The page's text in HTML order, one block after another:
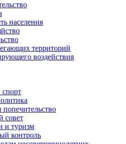
населения
территорий
воздействия
спорт
совет
и туризм
контроль